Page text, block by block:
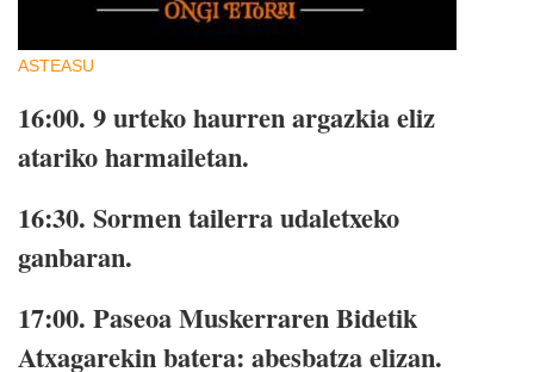
ASTEASU
16:00. 9 urteko haurren argazkia eliz
atariko harmailetan.
16:30. Sormen tailerra udaletxeko
ganbaran.
17:00. Paseoa Muskerraren Bidetik
Atxagarekin batera: abesbatza elizan.